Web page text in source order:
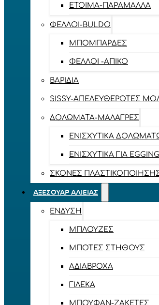
ΈΤΟΙΜΑ-ΠΑΡΆΜΑΛΛΑ
ΦΕΛΛΟΊ-BULDO
ΜΠΟΜΠΆΡΔΕΣ
ΦΕΛΛΟΊ -ΑΠΊΚΟ
ΒΑΡΊΔΙΑ
SISSY-ΑΠΕΛΕΥΘΕΡΟΤΈΣ
ΔΟΛΏΜΑΤΑ-ΜΑΛΆΓΡΕΣ
ΕΝΙΣΧΥΤΙΚΆ
ΕΝΙΣΧΥΤΙΚΆ ΓΙΑ EGGING
ΣΚΌΝΕΣ
ΑΞΕΣΟΥΆΡ ΑΛΙΕΊΑΣ
ΈΝΔΥΣΗ
ΜΠΛΟΎΖΕΣ
ΜΠΌΤΕΣ ΣΤΉΘΟΥΣ
ΑΔΙΆΒΡΟΧΑ
ΓΙΛΈΚΑ
ΜΠΟΥΦΆΝ-ΖΑΚΈΤΕΣ